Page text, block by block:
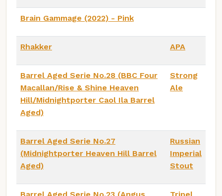
Brain Gammage (2022) - Pink
Rhakker APA
Barrel Aged Serie No.28 (BBC Four
Macallan/Rise & Shine Heaven
Hill/Midnightporter Caol Ila Barrel
Aged)
Strong
Ale
Barrel Aged Serie No.27
(Midnightporter Heaven Hill Barrel
Aged)
Russian
Imperial
Stout
Barrel Aged Serie No.23 (Angus Tripel